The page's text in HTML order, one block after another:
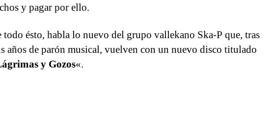
y pagar por ello.
todo ésto, habla lo nuevo del grupo vallekano Ska-P que, tras
años de parón musical, vuelven con un nuevo disco titulado
y Gozos«.